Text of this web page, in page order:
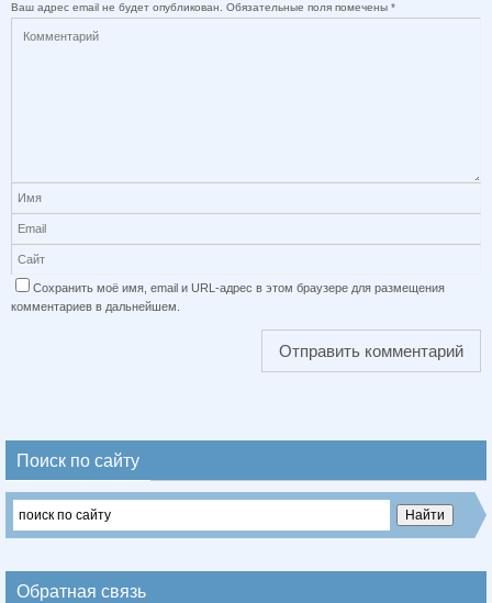
Ваш адрес email не будет опубликован. Обязательные поля помечены *
Сохранить моё имя, email и URL-адрес в этом браузере для размещения
комментариев в дальнейшем.
Поиск по сайту
Обратная связь